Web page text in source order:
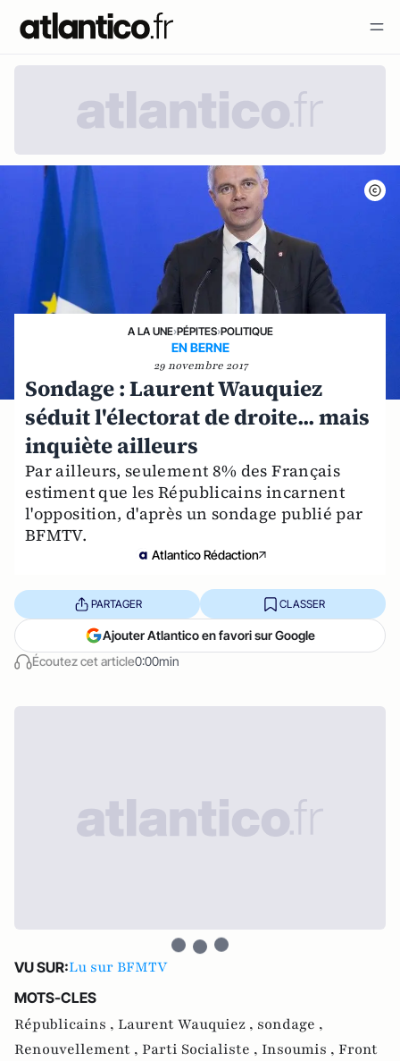
A LA UNE›PÉPITES›POLITIQUE
EN BERNE
29 novembre 2017
Sondage : Laurent Wauquiez
séduit l'électorat de droite... mais
inquiète ailleurs
Par ailleurs, seulement 8% des Français
estiment que les Républicains incarnent
l'opposition, d'après un sondage publié par
BFMTV.
Atlantico Rédaction
Écoutez cet article0:00min
PARTAGER CLASSER
Ajouter Atlantico en favori sur Google
VU SUR:Lu sur BFMTV
MOTS-CLES
Républicains , Laurent Wauquiez , sondage ,
Renouvellement , Parti Socialiste , Insoumis , Front